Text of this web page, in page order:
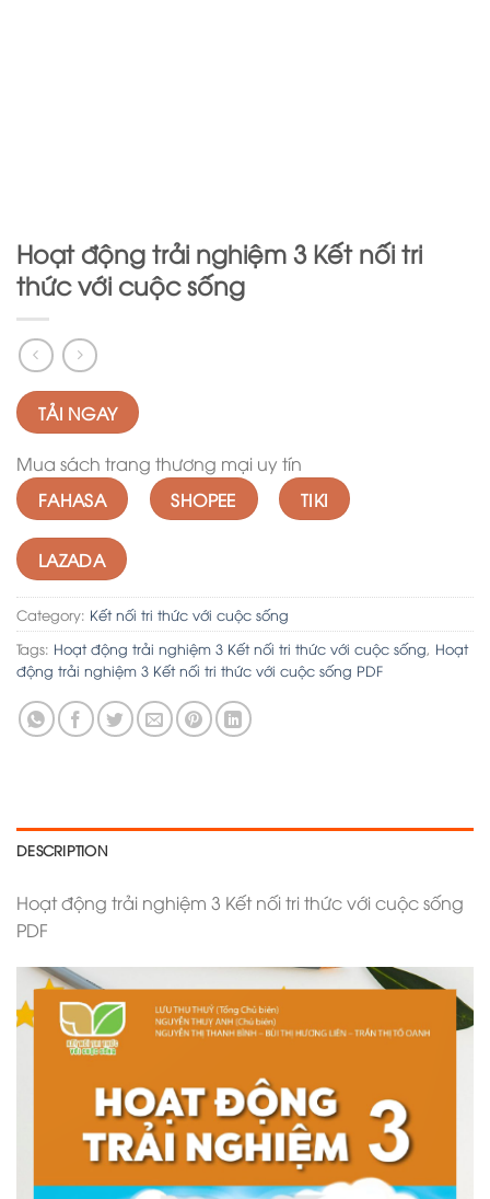
Hoạt động trải nghiệm 3 Kết nối tri
thức với cuộc sống
TẢI NGAY
Mua sách trang thương mại uy tín
FAHASA SHOPEE TIKI
LAZADA
Category: Kết nối tri thức với cuộc sống
Tags: Hoạt động trải nghiệm 3 Kết nối tri thức với cuộc sống, Hoạt
động trải nghiệm 3 Kết nối tri thức với cuộc sống PDF
DESCRIPTION
Hoạt động trải nghiệm 3 Kết nối tri thức với cuộc sống
PDF